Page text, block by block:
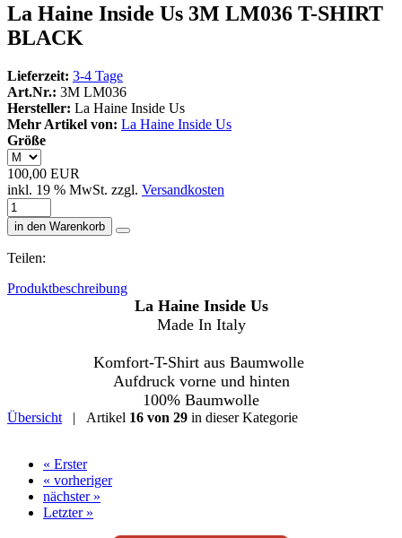
La Haine Inside Us 3M LM036 T-SHIRT
BLACK
Lieferzeit: 3-4 Tage
Art.Nr.: 3M LM036
Hersteller: La Haine Inside Us
Mehr Artikel von: La Haine Inside Us
Größe
100,00 EUR
inkl. 19 % MwSt. zzgl. Versandkosten
in den Warenkorb
Teilen:
Produktbeschreibung
La Haine Inside Us
Made In Italy
Komfort-T-Shirt aus Baumwolle
Aufdruck vorne und hinten
100% Baumwolle
Übersicht | Artikel 16 von 29 in dieser Kategorie
« Erster
« vorheriger
nächster »
Letzter »